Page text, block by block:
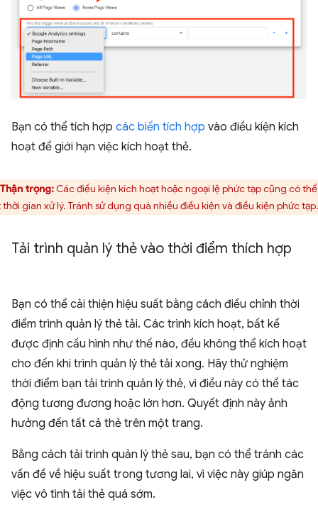
Bạn có thể tích hợp các biến tích hợp vào điều kiện kích
hoạt để giới hạn việc kích hoạt thẻ.
Thận trọng:Các điều kiện kích hoạt hoặc ngoại lệ phức tạp cũng có thể
gian xử lý. Tránh sử dụng quá nhiều điều kiện và điều kiện phức tạp.
Tải trình quản lý thẻ vào thời điểm thích hợp
Bạn có thể cải thiện hiệu suất bằng cách điều chỉnh thời
điểm trình quản lý thẻ tải. Các trình kích hoạt, bất kể
được định cấu hình như thế nào, đều không thể kích hoạt
cho đến khi trình quản lý thẻ tải xong. Hãy thử nghiệm
thời điểm bạn tải trình quản lý thẻ, vì điều này có thể tác
động tương đương hoặc lớn hơn. Quyết định này ảnh
hưởng đến tất cả thẻ trên một trang.
Bằng cách tải trình quản lý thẻ sau, bạn có thể tránh các
vấn đề về hiệu suất trong tương lai, vì việc này giúp ngăn
việc vô tình tải thẻ quá sớm.